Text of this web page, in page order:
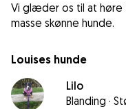
Vi glæder os til at
Louises hunde
Lilo
Blanding ·